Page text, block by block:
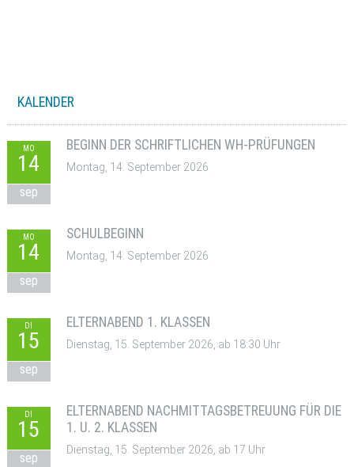
KALENDER
MO
14
sep
BEGINN DER SCHRIFTLICHEN WH-PRÜFUNGEN
Montag, 14. September 2026
MO
14
sep
SCHULBEGINN
Montag, 14. September 2026
DI
15
sep
ELTERNABEND 1. KLASSEN
Dienstag, 15. September 2026, ab 18:30 Uhr
DI
15
sep
ELTERNABEND NACHMITTAGSBETREUUNG FÜR DIE
1. U. 2. KLASSEN
Dienstag, 15. September 2026, ab 17 Uhr